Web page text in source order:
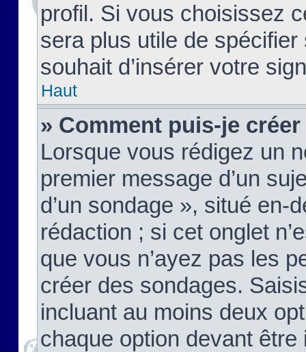
profil. Si vous choisissez
sera plus utile de
souhait d’insérer votre
Haut
» Comment puis-je
Lorsque vous rédigez un
premier message d’un
d’un sondage », situé en-
rédaction ; si cet onglet
que vous n’ayez pas les
créer des sondages.
incluant au moins deux
chaque option devant